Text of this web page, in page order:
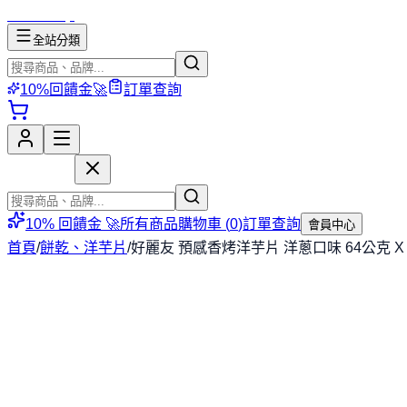
全站分類
10%回饋金🚀 訂單查詢
10% 回饋金 🚀所有商品購物車 (0)訂單查詢 會員中心
首頁/餅乾、洋芋片/好麗友 預感香烤洋芋片 洋蔥口味 64公克